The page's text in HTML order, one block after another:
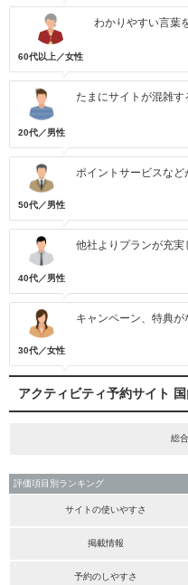
60代以上／女性
わかりやすい言葉
20代／男性
たまにサイトが混雑す
50代／男性
ポイントサービスなど
40代／男性
他社よりプランが充実
30代／女性
キャンペーン、特典が
アクティビティ予約サイト
総
評価項目別ランキング
サイトの使いやすさ
掲載情報
予約のしやすさ